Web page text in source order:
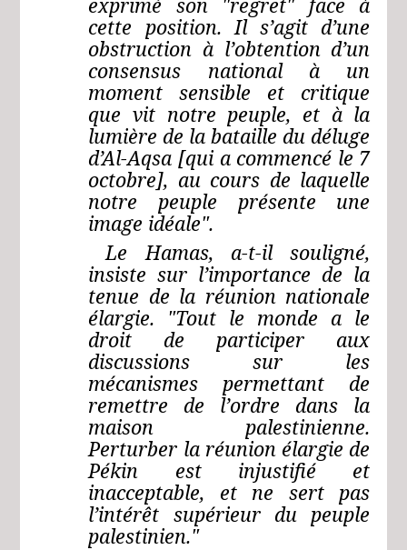
cette position. Il s’agit d’une
obstruction à l’obtention d’un
consensus national à un
moment sensible et critique
que vit notre peuple, et à la
lumière de la bataille du déluge
d’Al-Aqsa [qui a commencé le 7
octobre], au cours de laquelle
notre peuple présente une
image idéale".
Le Hamas, a-t-il souligné,
insiste sur l’importance de la
tenue de la réunion nationale
élargie. "Tout le monde a le
droit de participer aux
discussions sur les
mécanismes permettant de
remettre de l’ordre dans la
maison palestinienne.
Perturber la réunion élargie de
Pékin est injustifié et
inacceptable, et ne sert pas
l’intérêt supérieur du peuple
palestinien."